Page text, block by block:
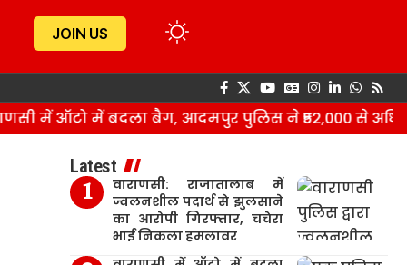
JOIN US
में ऑटो में बदला बैग, आदमपुर पुलिस ने ₹52,000 से अधिक
Latest
वाराणसी: राजातालाब में
ज्वलनशील पदार्थ से झुलसाने
का आरोपी गिरफ्तार, चचेरा
भाई निकला हमलावर